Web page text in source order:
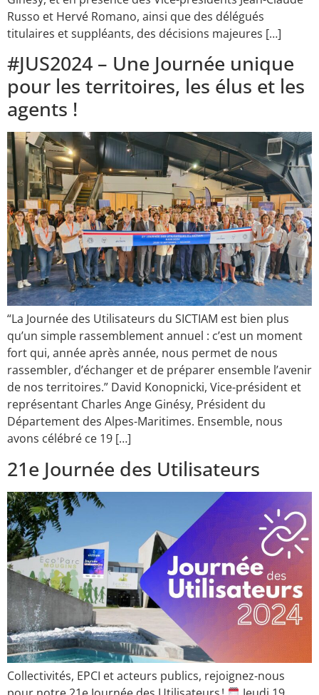
Russo et Hervé Romano, ainsi que des délégués
titulaires et suppléants, des décisions majeures […]
#JUS2024 – Une Journée unique
pour les territoires, les élus et les
agents !
“La Journée des Utilisateurs du SICTIAM est bien plus
qu’un simple rassemblement annuel : c’est un moment
fort qui, année après année, nous permet de nous
rassembler, d’échanger et de préparer ensemble l’avenir
de nos territoires.” David Konopnicki, Vice-président et
représentant Charles Ange Ginésy, Président du
Département des Alpes-Maritimes. Ensemble, nous
avons célébré ce 19 […]
21e Journée des Utilisateurs
Collectivités, EPCI et acteurs publics, rejoignez-nous